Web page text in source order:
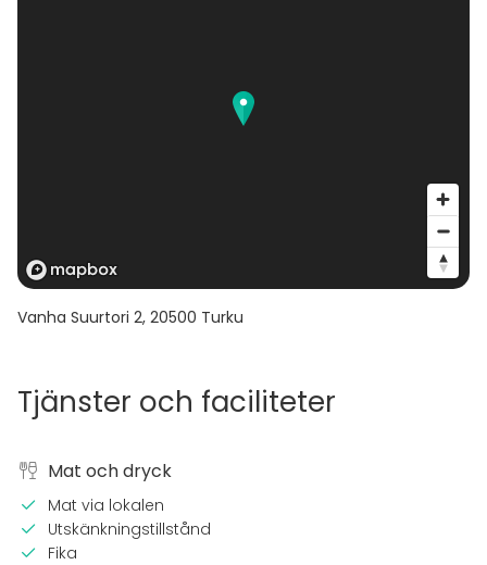
Vanha Suurtori 2, 20500 Turku
Tjänster och faciliteter
Mat och dryck
Mat via lokalen
Utskänkningstillstånd
Fika